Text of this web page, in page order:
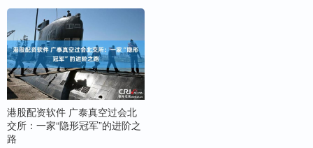
港股配资软件 广泰真空过会北
交所：一家“隐形冠军”的进阶之
路